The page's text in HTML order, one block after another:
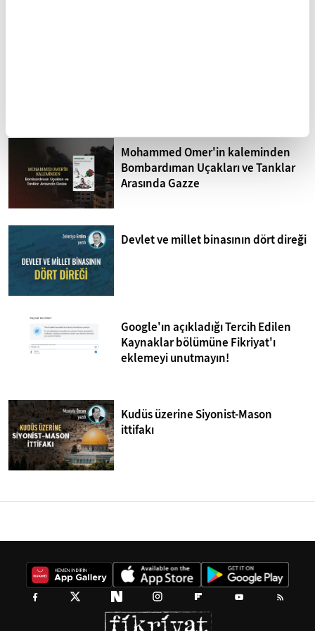
Mohammed Omer'in kaleminden
Bombardıman Uçakları ve Tanklar
Arasında Gazze
Devlet ve millet binasının dört direği
Google'ın açıkladığı Tercih Edilen
Kaynaklar bölümüne Fikriyat'ı
eklemeyi unutmayın!
Kudüs üzerine Siyonist-Mason
ittifakı